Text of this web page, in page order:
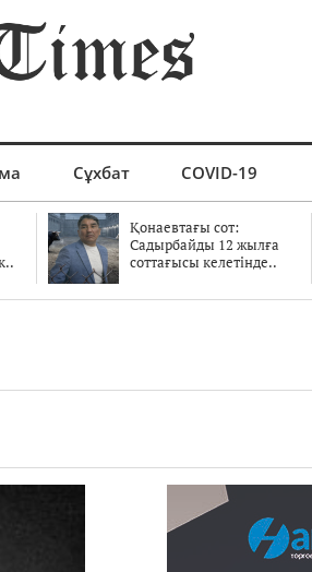
Сұхбат COVID-19
Қонаевтағы сот:
Садырбайды 12 жылға
соттағысы келетінде..